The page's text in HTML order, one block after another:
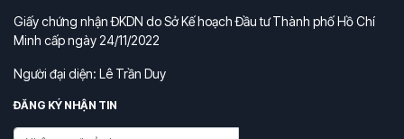
Giấy chứng nhận ĐKDN do Sở Kế hoạch Đầu tư Thành phố Hồ Chí
Minh cấp ngày 24/11/2022
Người đại diện: Lê Trần Duy
ĐĂNG KÝ NHẬN TIN